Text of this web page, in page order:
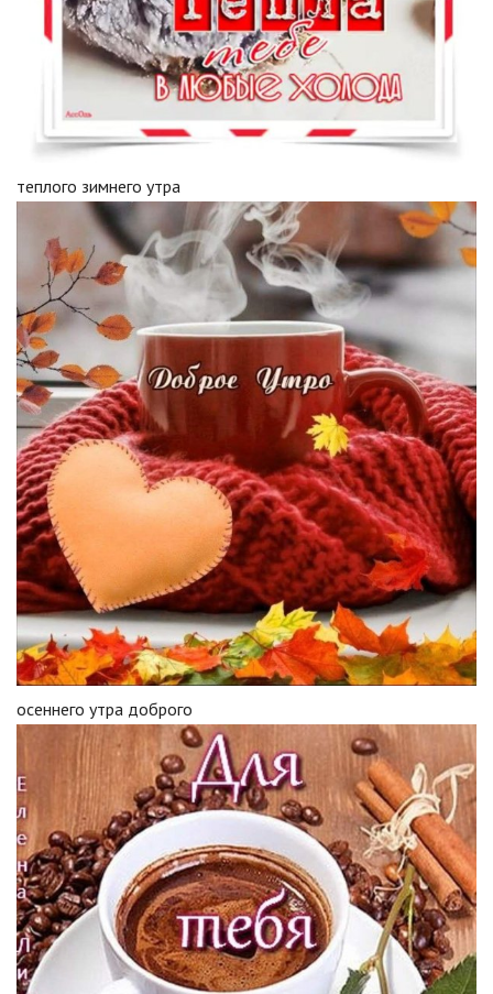
теплого зимнего утра
осеннего утра доброго